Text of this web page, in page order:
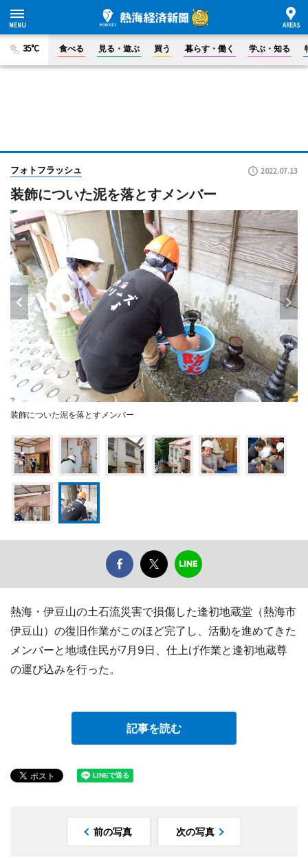
35°C 食べる 見る・遊ぶ 買う 暮らす・働く 学ぶ・知る
フォトフラッシュ 2022.07.13
装飾についた泥を落とすメンバー
装飾についた泥を落とすメンバー
熱海・伊豆山の土石流災害で損傷した逢初地蔵堂（熱海市
伊豆山）の復旧作業がこのほど完了し、活動を進めてきた
メンバーと地域住民が7月9日、仕上げ作業と逢初地蔵尊
の運び込みを行った。
記事を読む
前の写真 次の写真